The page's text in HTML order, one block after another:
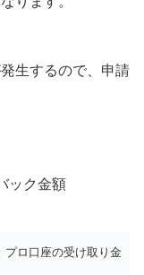
生するので、申請
ック金額
プロ口座の受け取り金